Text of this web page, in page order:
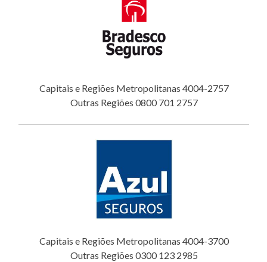
Capitais e Regiões Metropolitanas 4004-2757
Outras Regiões 0800 701 2757
Capitais e Regiões Metropolitanas 4004-3700
Outras Regiões 0300 123 2985